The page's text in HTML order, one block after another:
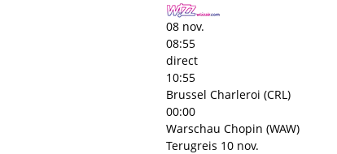
08 nov.
08:55
direct
10:55
Brussel Charleroi (CRL)
00:00
Warschau Chopin (WAW)
Terugreis 10 nov.